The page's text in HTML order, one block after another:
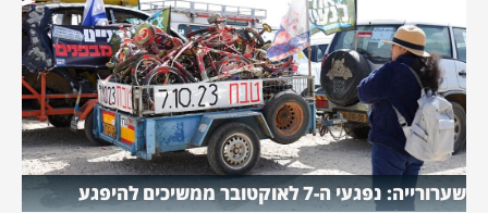
שערורייה: נפגעי ה-7 לאוקטובר ממשיכים להיפגע